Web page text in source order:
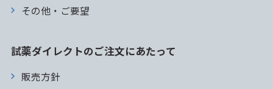
その他・ご要望
試薬ダイレクトのご注文にあたって
販売方針